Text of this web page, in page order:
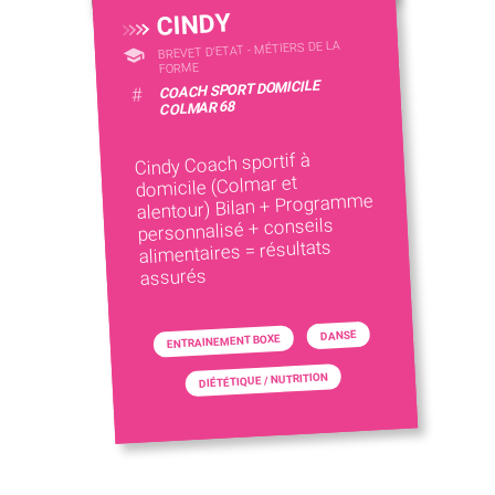
CINDY
BREVET D'ETAT - MÉTIERS DE LA
FORME
# COACH SPORT DOMICILE
COLMAR 68
Cindy Coach sportif à
domicile (Colmar et
alentour) Bilan + Programme
personnalisé + conseils
alimentaires = résultats
assurés
ENTRAINEMENT BOXE DANSE
DIÉTÉTIQUE / NUTRITION